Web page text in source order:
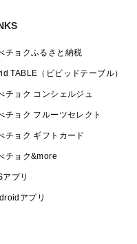
チョクふるさと納税
TABLE（ビビッドテーブル）
チョク コンシェルジュ
チョク フルーツセレクト
チョク ギフトカード
チョク&more
アプリ
アプリ